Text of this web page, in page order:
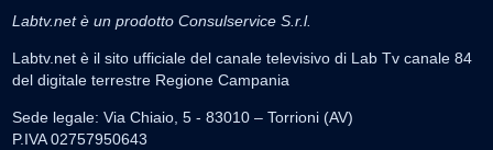
Labtv.net è un prodotto Consulservice S.r.l.
Labtv.net è il sito ufficiale del canale televisivo di Lab Tv canale 84
del digitale terrestre Regione Campania
Sede legale: Via Chiaio, 5 - 83010 – Torrioni (AV)
P.IVA 02757950643